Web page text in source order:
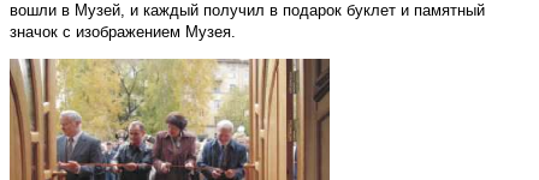
вошли в Музей, и каждый получил в подарок буклет и памятный
значок с изображением Музея.